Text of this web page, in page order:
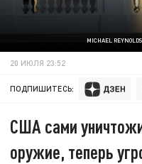
MICHAEL
20 ИЮЛЯ 23:52
ПОДПИШИТЕСЬ:
США сами
оружие, теперь